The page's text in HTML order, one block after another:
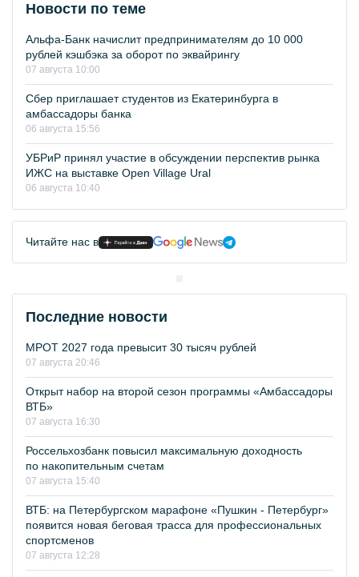
Новости по теме
Альфа-Банк начислит предпринимателям до 10 000
рублей кэшбэка за оборот по эквайрингу
07 августа 10:00
Сбер приглашает студентов из Екатеринбурга в
амбассадоры банка
06 августа 15:56
УБРиР принял участие в обсуждении перспектив рынка
ИЖС на выставке Open Village Ural
06 августа 10:40
Читайте нас в
Последние новости
МРОТ 2027 года превысит 30 тысяч рублей
07 августа 20:46
Открыт набор на второй сезон программы «Амбассадоры
ВТБ»
07 августа 16:30
Россельхозбанк повысил максимальную доходность
по накопительным счетам
07 августа 15:40
ВТБ: на Петербургском марафоне «Пушкин - Петербург»
появится новая беговая трасса для профессиональных
спортсменов
07 августа 12:28